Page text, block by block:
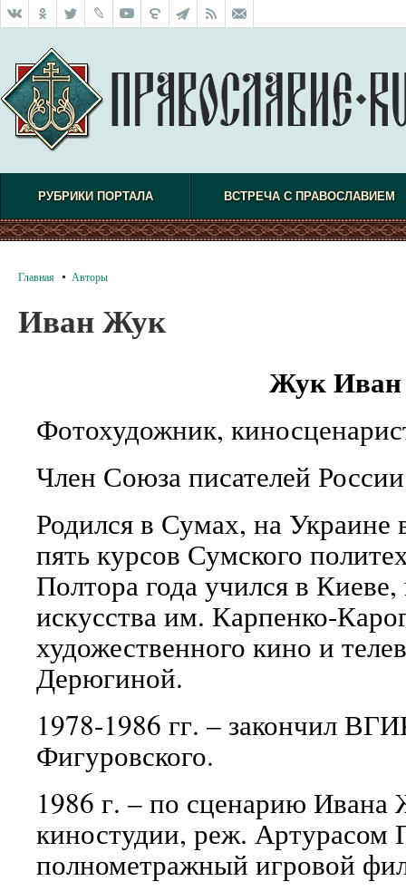
РУБРИКИ ПОРТАЛА ВСТРЕЧА С ПРАВОСЛАВИЕМ
Главная Авторы
Иван Жук
Жук Иван
Фотохудожник,
Член Союза писателей
Родился в Сумах, на Украине
пять курсов Сумского
Полтора года учился в Киеве,
искусства им. Карпенко-
художественного кино и
Дерюгиной.
1978-1986 гг. – закончил
Фигуровского.
1986 г. – по сценарию Ивана
киностудии, реж. Артурасом
полнометражный игровой